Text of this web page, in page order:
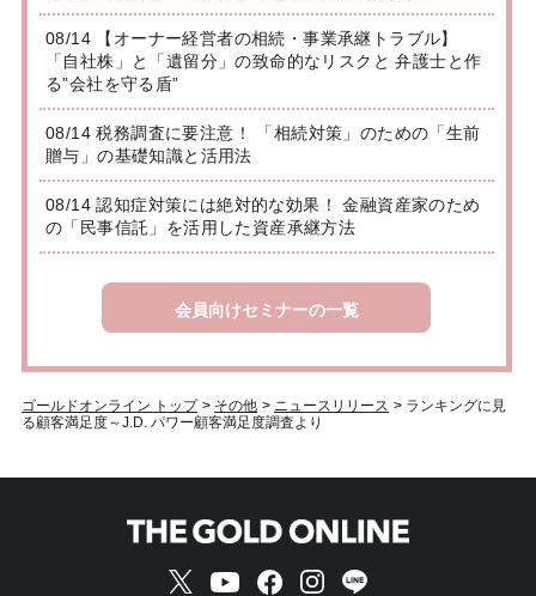
08/14 【オーナー経営者の相続・事業承継トラブル】
「自社株」と「遺留分」の致命的なリスクと 弁護士と作
る”会社を守る盾”
08/14 税務調査に要注意！ 「相続対策」のための「生前
贈与」の基礎知識と活用法
08/14 認知症対策には絶対的な効果！ 金融資産家のため
の「民事信託」を活用した資産承継方法
会員向けセミナーの一覧
ゴールドオンライン トップ > その他 > ニュースリリース > ランキングに見
る顧客満足度～J.D. パワー顧客満足度調査より